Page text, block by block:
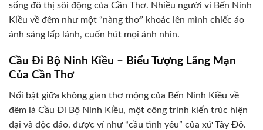
sống đô thị sôi động của Cần Thơ. Nhiều người ví Bến Ninh
Kiều về đêm như một “nàng thơ” khoác lên mình chiếc áo
ánh sáng lấp lánh, cuốn hút mọi ánh nhìn.
Cầu Đi Bộ Ninh Kiều – Biểu Tượng Lãng Mạn
Của Cần Thơ
Nổi bật giữa không gian thơ mộng của Bến Ninh Kiều về
đêm là Cầu Đi Bộ Ninh Kiều, một công trình kiến trúc hiện
đại và độc đáo, được ví như “cầu tình yêu” của xứ Tây Đô.